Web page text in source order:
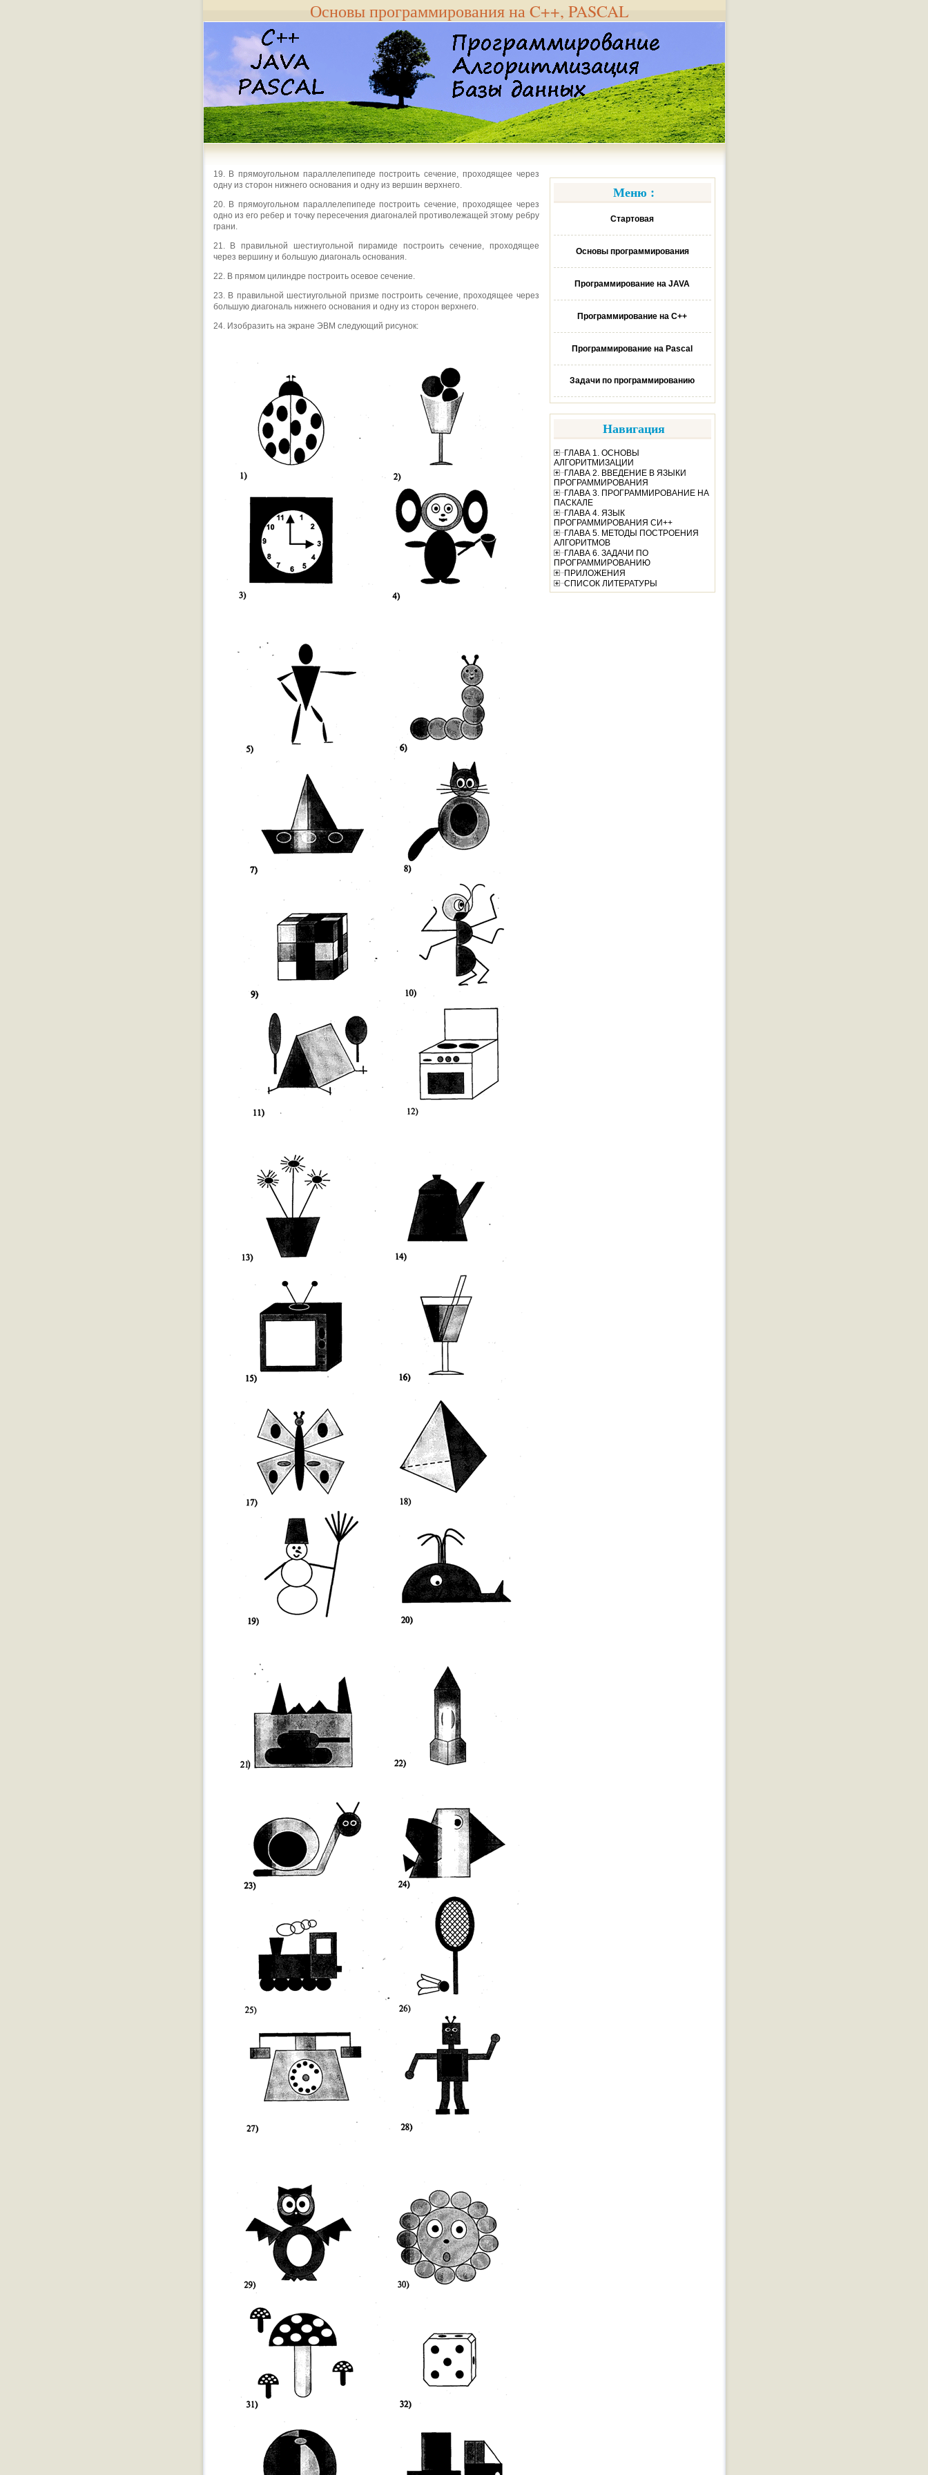
Основы программирования на C++, PASCAL
Меню :
Стартовая
Основы программирования
Программирование на JAVA
Программирование на C++
Программирование на Pascal
Задачи по программированию
Навигация
ГЛАВА 1. ОСНОВЫ
АЛГОРИТМИЗАЦИИ
ГЛАВА 2. ВВЕДЕНИЕ В ЯЗЫКИ
ПРОГРАММИРОВАНИЯ
ГЛАВА 3. ПРОГРАММИРОВАНИЕ НА
ПАСКАЛЕ
ГЛАВА 4. ЯЗЫК
ПРОГРАММИРОВАНИЯ СИ++
ГЛАВА 5. МЕТОДЫ ПОСТРОЕНИЯ
АЛГОРИТМОВ
ГЛАВА 6. ЗАДАЧИ ПО
ПРОГРАММИРОВАНИЮ
ПРИЛОЖЕНИЯ
СПИСОК ЛИТЕРАТУРЫ
19. В прямоугольном параллелепипеде построить сечение, проходящее через
одну из сторон нижнего основания и одну из вершин верхнего.
20. В прямоугольном параллелепипеде построить сечение, проходящее через
одно из его ребер и точку пересечения диагоналей противолежащей этому ребру
грани.
21. В правильной шестиугольной пирамиде построить сечение, проходящее
через вершину и большую диагональ основания.
22. В прямом цилиндре построить осевое сечение.
23. В правильной шестиугольной призме построить сечение, проходящее через
большую диагональ нижнего основания и одну из сторон верхнего.
24. Изобразить на экране ЭВМ следующий рисунок: